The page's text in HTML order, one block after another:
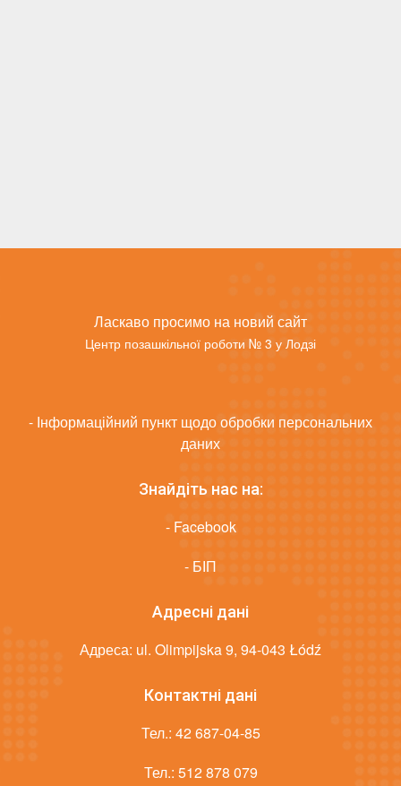
Ласкаво просимо на новий сайт
Центр позашкільної роботи № 3 у Лодзі
- Інформаційний пункт щодо обробки персональних
даних
Знайдіть нас на:
- Facebook
- БІП
Адресні дані
Адреса: ul. Olimpijska 9, 94-043 Łódź
Контактні дані
Тел.: 42 687-04-85
Тел.: 512 878 079